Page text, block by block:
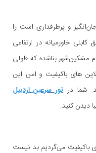
و پرطرفداری است را
خاورمیانه در ارتفاعی
به نام مشکین‌شهر بناشده که طولی
لاین های باکیفیت و امن این
شما درتور سرعین اردبیل
دیدن کنید.
باکیفیت می‌گردیم بد نیست